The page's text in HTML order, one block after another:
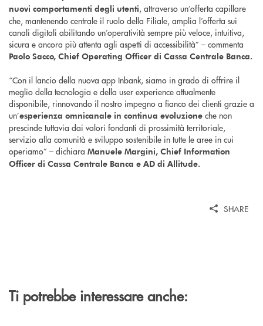
nuovi comportamenti degli utenti, attraverso un’offerta capillare
che, mantenendo centrale il ruolo della Filiale, amplia l’offerta sui
canali digitali abilitando un’operatività sempre più veloce, intuitiva,
sicura e ancora più attenta agli aspetti di accessibilità” – commenta
Paolo Sacco, Chief Operating Officer di Cassa Centrale Banca.
“Con il lancio della nuova app Inbank, siamo in grado di offrire il
meglio della tecnologia e della user experience attualmente
disponibile, rinnovando il nostro impegno a fianco dei clienti grazie a
un’esperienza omnicanale in continua evoluzione che non
prescinde tuttavia dai valori fondanti di prossimità territoriale,
servizio alla comunità e sviluppo sostenibile in tutte le aree in cui
operiamo” – dichiara Manuele Margini, Chief Information
Officer di Cassa Centrale Banca e AD di Allitude.
SHARE
Ti potrebbe interessare anche: